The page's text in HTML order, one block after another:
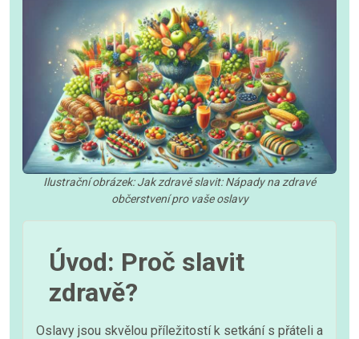
Ilustrační obrázek: Jak zdravě slavit: Nápady na zdravé
občerstvení pro vaše oslavy
Úvod: Proč slavit
zdravě?
Oslavy jsou skvělou příležitostí k setkání s přáteli a